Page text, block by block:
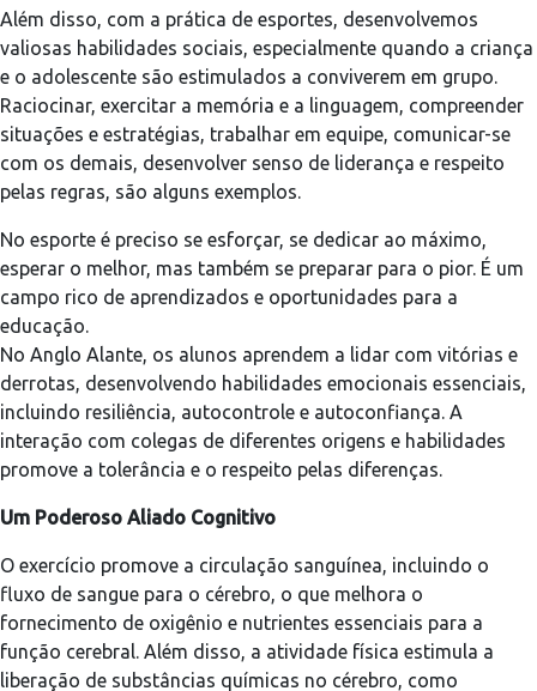
Além disso, com a prática de esportes, desenvolvemos
valiosas habilidades sociais, especialmente quando a criança
e o adolescente são estimulados a conviverem em grupo.
Raciocinar, exercitar a memória e a linguagem, compreender
situações e estratégias, trabalhar em equipe, comunicar-se
com os demais, desenvolver senso de liderança e respeito
pelas regras, são alguns exemplos.
No esporte é preciso se esforçar, se dedicar ao máximo,
esperar o melhor, mas também se preparar para o pior. É um
campo rico de aprendizados e oportunidades para a
educação.
No Anglo Alante, os alunos aprendem a lidar com vitórias e
derrotas, desenvolvendo habilidades emocionais essenciais,
incluindo resiliência, autocontrole e autoconfiança. A
interação com colegas de diferentes origens e habilidades
promove a tolerância e o respeito pelas diferenças.
Um Poderoso Aliado Cognitivo
O exercício promove a circulação sanguínea, incluindo o
fluxo de sangue para o cérebro, o que melhora o
fornecimento de oxigênio e nutrientes essenciais para a
função cerebral. Além disso, a atividade física estimula a
liberação de substâncias químicas no cérebro, como